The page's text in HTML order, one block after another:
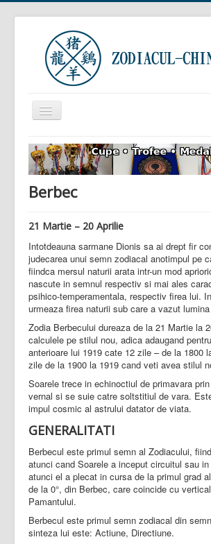
Comută
navigarea
Prima pagină
Zodiacul Chinezesc
Zodiacul European
Semnificația viselor
Sunteți aici: Acasă Zodiacul European
Berbec
21 Martie – 20 Aprilie
Intotdeauna sarmane Dionis sa ai drept fir
judecarea unui semn zodiacal anotimpul pe
fiindca mersul naturii arata intr-un mod
nascute in semnul respectiv si mai ales
psihico-temperamentala, respectiv firea lui.
urmeaza firea naturii sub care a vazut
Zodia Berbecului dureaza de la 21 Martie la
calculele pe stilul nou, adica adaugand
anterioare lui 1919 cate 12 zile – de la 1800
zile de la 1900 la 1919 cand veti avea stilul
Soarele trece in echinoctiul de primavara
vernal si se suie catre soltstitiul de vara.
impul cosmic al astrului datator de viata.
GENERALITATI
Berbecul este primul semn al Zodiacului,
atunci cand Soarele a inceput circuitul sau
atunci el a plecat in cursa de la primul grad
de la 0°, din Berbec, care coincide cu
Pamantului.
Berbecul este primul semn zodiacal din
sinteza lui este: Actiune, Directiune.